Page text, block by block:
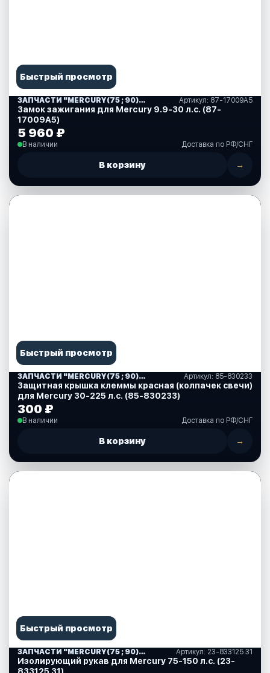
Быстрый просмотр
ЗАПЧАСТИ "MERCURY(75 ; 90)" США (10) Артикул: 87-17009А5
Замок зажигания для Mercury 9.9-30 л.с. (87-
17009А5)
5 960 ₽
В наличии Доставка по РФ/СНГ
В корзину →
Быстрый просмотр
ЗАПЧАСТИ "MERCURY(75 ; 90)" США (10) Артикул: 85-830233
Защитная крышка клеммы красная (колпачек свечи)
для Mercury 30-225 л.с. (85-830233)
300 ₽
В наличии Доставка по РФ/СНГ
В корзину →
Быстрый просмотр
ЗАПЧАСТИ "MERCURY(75 ; 90)" США (10) Артикул: 23-833125 31
Изолирующий рукав для Mercury 75-150 л.с. (23-